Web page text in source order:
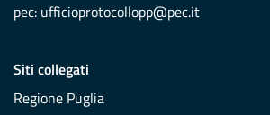
pec: ufficioprotocollopp@pec.it
Siti collegati
Regione Puglia